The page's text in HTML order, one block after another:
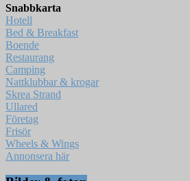
Snabbkarta
Hotell
Bed & Breakfast
Boende
Restaurang
Camping
Nattklubbar & krogar
Skrea Strand
Ullared
Företag
Frisör
Wheels & Wings
Annonsera här